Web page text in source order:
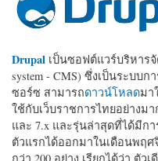
Drupal เป็นซอฟต์แวร์บริหารจั
system - CMS) ซึ่งเป็นระบบ
ซอร์ซ สามารถดาวน์โหลดมา
ใช้กับเว็บราชการไทยอย่างม
และ 7.x และรุ่นล่าสุดที่ได้มีกา
ตัวแรกได้ออกมาในเดือนพฤ